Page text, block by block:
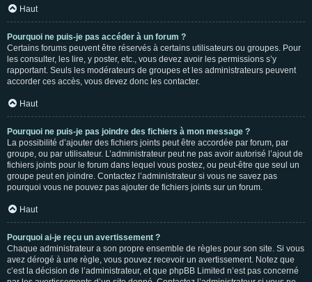
Haut
Pourquoi ne puis-je pas accéder à un forum ?
Certains forums peuvent être réservés à certains utilisateurs ou groupes. Pour
les consulter, les lire, y poster, etc., vous devez avoir les permissions s’y
rapportant. Seuls les modérateurs de groupes et les administrateurs peuvent
accorder ces accès, vous devez donc les contacter.
Haut
Pourquoi ne puis-je pas joindre des fichiers à mon message ?
La possibilité d’ajouter des fichiers joints peut être accordée par forum, par
groupe, ou par utilisateur. L’administrateur peut ne pas avoir autorisé l’ajout de
fichiers joints pour le forum dans lequel vous postez, ou peut-être que seul un
groupe peut en joindre. Contactez l’administrateur si vous ne savez pas
pourquoi vous ne pouvez pas ajouter de fichiers joints sur un forum.
Haut
Pourquoi ai-je reçu un avertissement ?
Chaque administrateur a son propre ensemble de règles pour son site. Si vous
avez dérogé à une règle, vous pouvez recevoir un avertissement. Notez que
c’est la décision de l’administrateur, et que phpBB Limited n’est pas concerné